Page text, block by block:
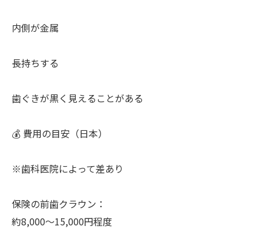
内側が金属
長持ちする
歯ぐきが黒く見えることがある
💰 費用の目安（日本）
※歯科医院によって差あり
保険の前歯クラウン：
約8,000〜15,000円程度